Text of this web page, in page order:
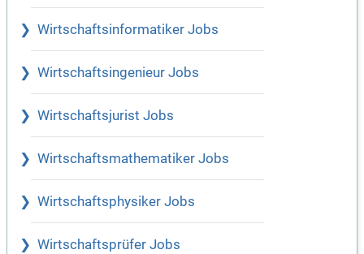
Wirtschaftsinformatiker Jobs
Wirtschaftsingenieur Jobs
Wirtschaftsjurist Jobs
Wirtschaftsmathematiker Jobs
Wirtschaftsphysiker Jobs
Wirtschaftsprüfer Jobs